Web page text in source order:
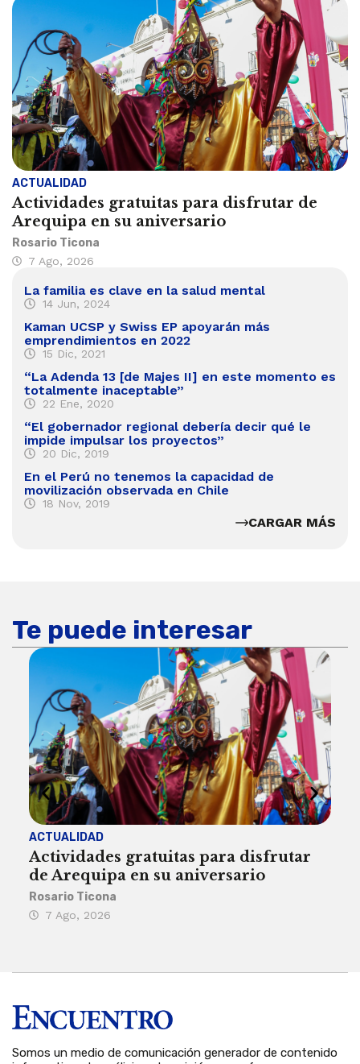
ACTUALIDAD
Actividades gratuitas para disfrutar de
Arequipa en su aniversario
Rosario Ticona
7 Ago, 2026
La familia es clave en la salud mental
14 Jun, 2024
Kaman UCSP y Swiss EP apoyarán más
emprendimientos en 2022
15 Dic, 2021
“La Adenda 13 [de Majes II] en este momento es
totalmente inaceptable”
22 Ene, 2020
“El gobernador regional debería decir qué le
impide impulsar los proyectos”
20 Dic, 2019
En el Perú no tenemos la capacidad de
movilización observada en Chile
18 Nov, 2019
CARGAR MÁS
Te puede interesar
ACTUALIDAD
Actividades gratuitas para disfrutar
de Arequipa en su aniversario
Rosario Ticona
7 Ago, 2026
Somos un medio de comunicación generador de contenido